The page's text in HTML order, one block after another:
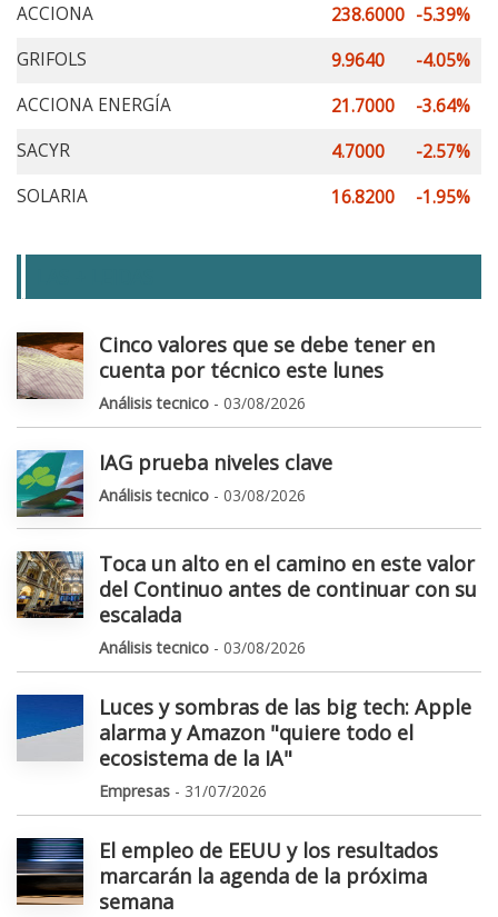
ACCIONA 238.6000 -5.39%
GRIFOLS
9.9640
-4.05%
ACCIONA ENERGÍA
21.7000
-3.64%
SACYR
4.7000
-2.57%
SOLARIA
16.8200 -1.95%
Cinco valores que se debe tener en
cuenta por técnico este lunes
Análisis tecnico - 03/08/2026
IAG prueba niveles clave
Análisis tecnico - 03/08/2026
Toca un alto en el camino en este valor
del Continuo antes de continuar con su
escalada
Análisis tecnico - 03/08/2026
Luces y sombras de las big tech: Apple
alarma y Amazon "quiere todo el
ecosistema de la IA"
Empresas - 31/07/2026
El empleo de EEUU y los resultados
marcarán la agenda de la próxima
semana